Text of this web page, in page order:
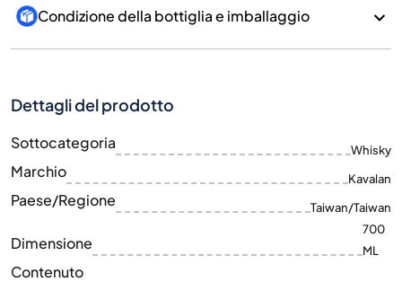
Condizione della bottiglia e imballaggio
Dettagli del prodotto
Sottocategoria Whisky
Marchio Kavalan
Paese/Regione Taiwan/Taiwan
Dimensione
700
ML
Contenuto